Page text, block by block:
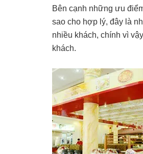
Bên cạnh những ưu
sao cho hợp lý, đây là
nhiều khách, chính vì
khách.